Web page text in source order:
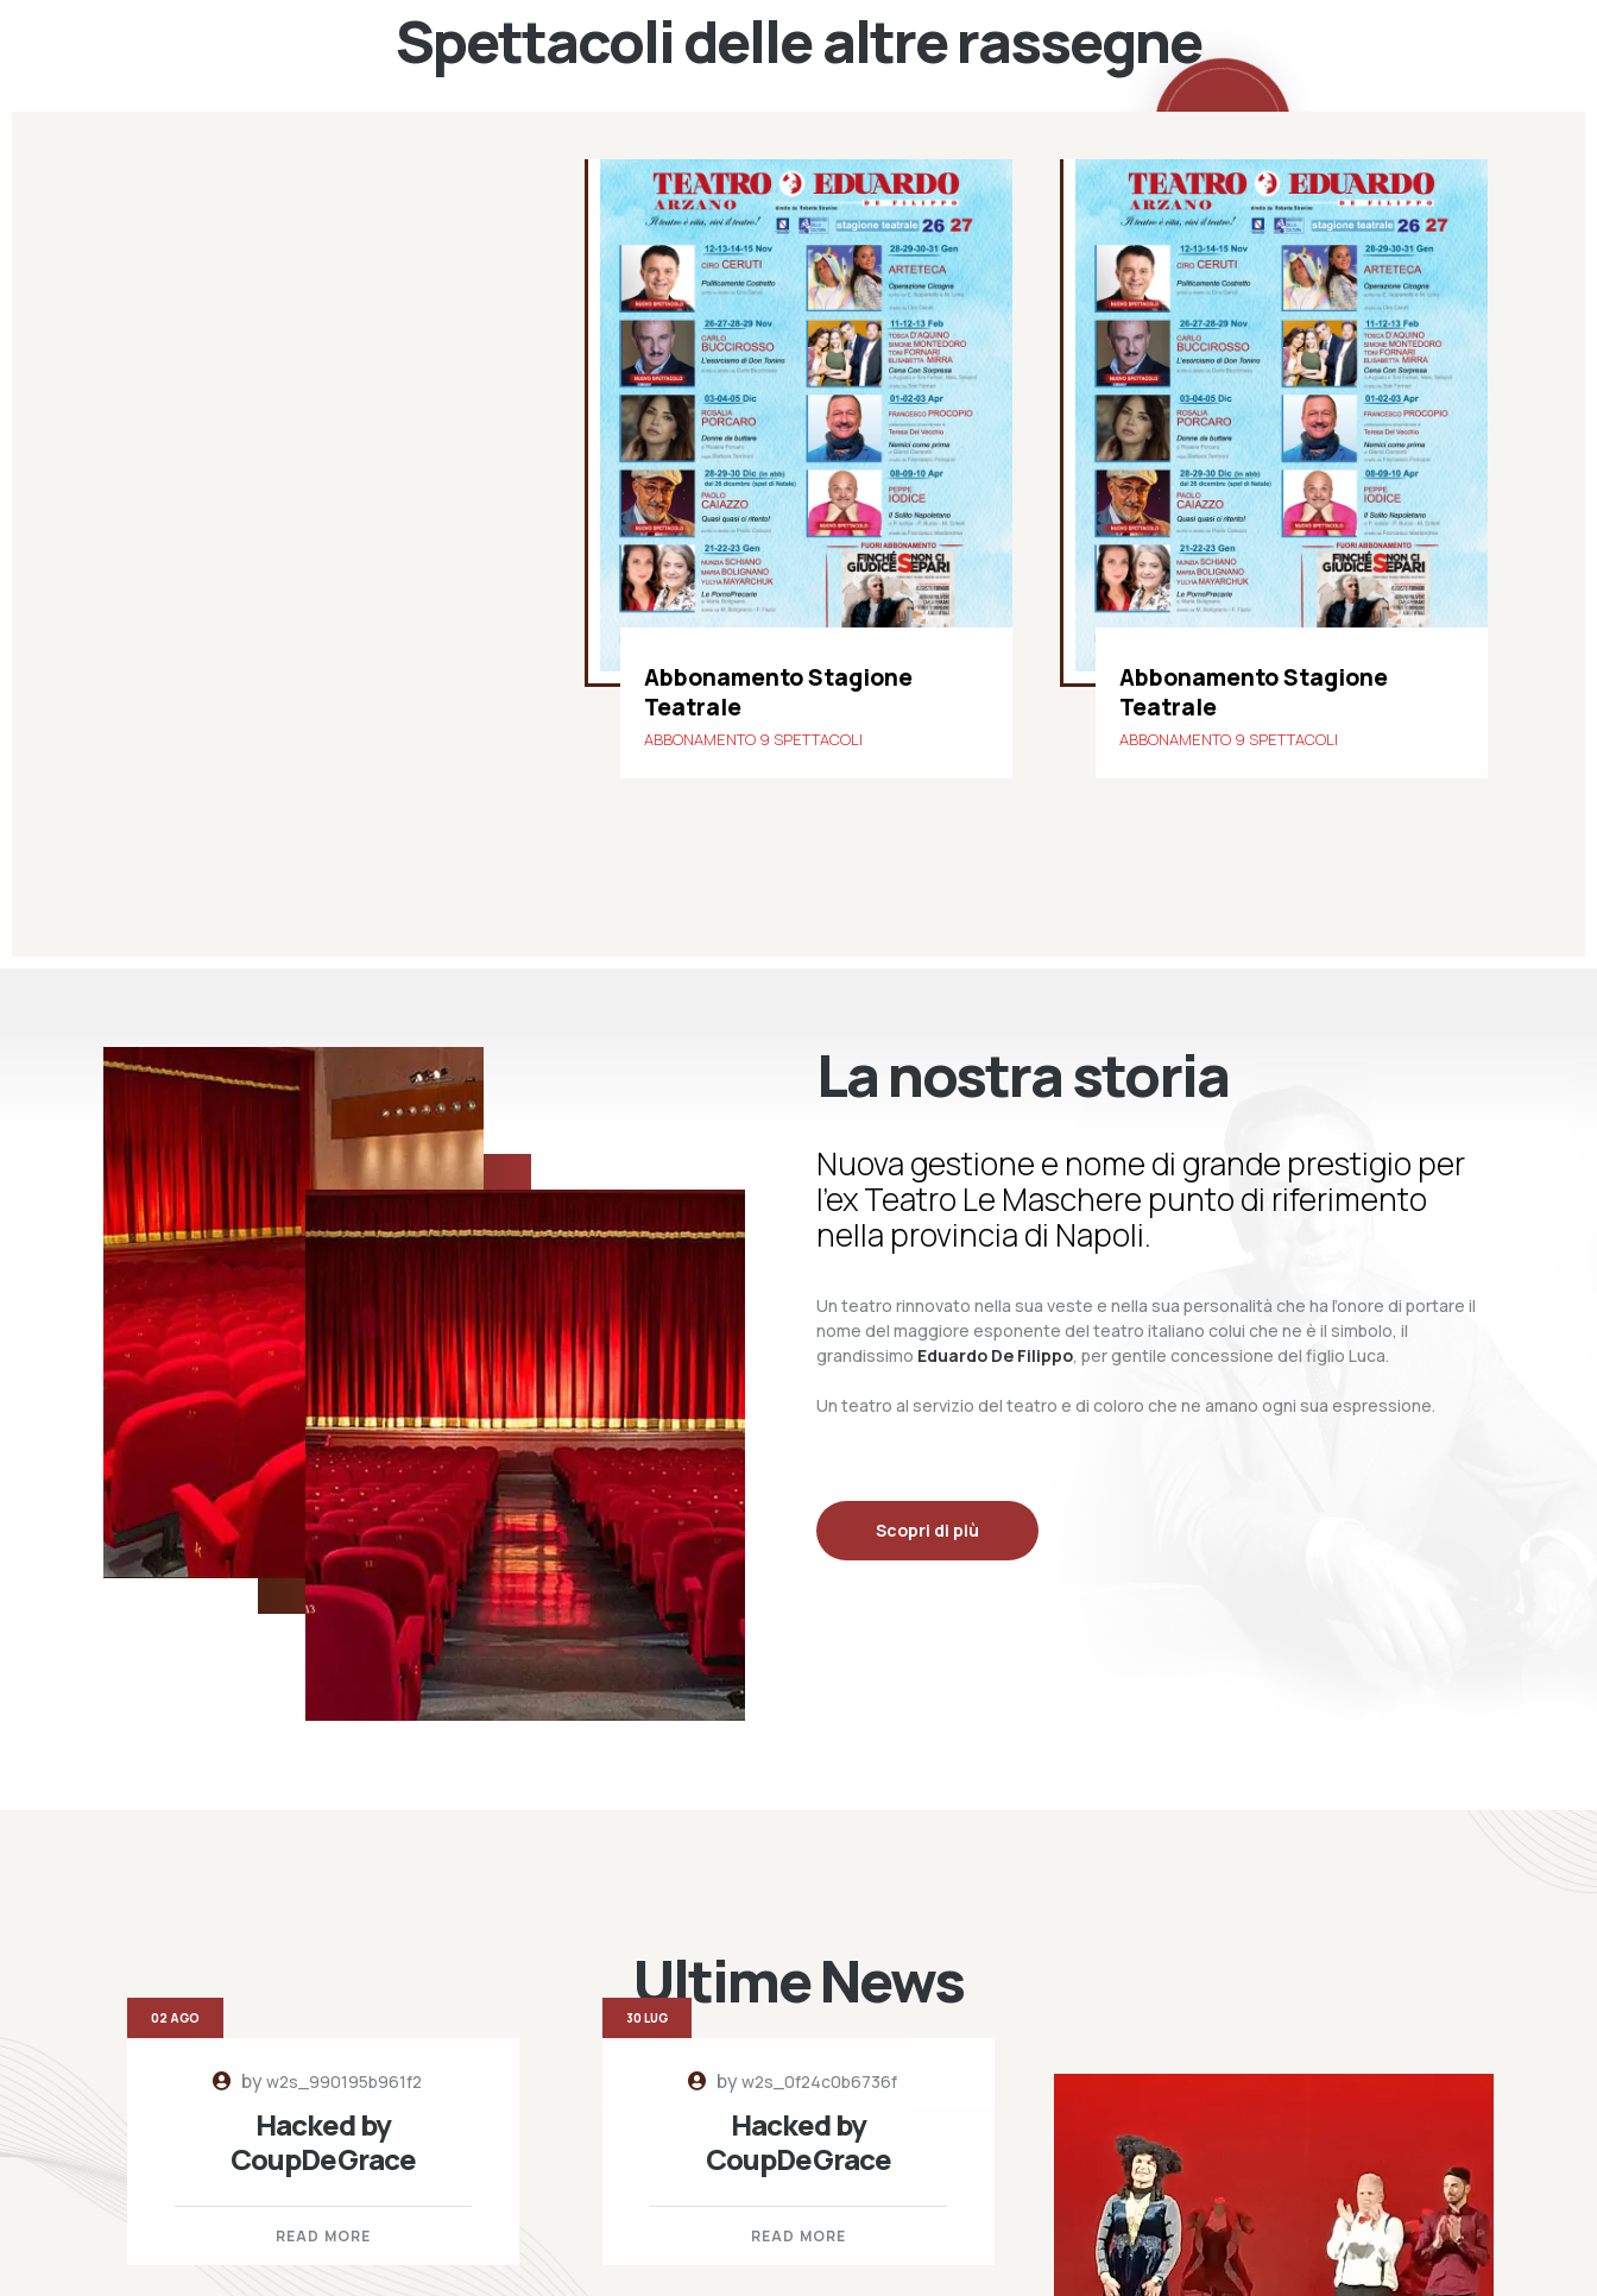
Spettacoli delle altre rassegne
Abbonamento Stagione
Teatrale
ABBONAMENTO 9 SPETTACOLI
Abbonamento Stagione
Teatrale
ABBONAMENTO 9 SPETTACOLI
La nostra storia
Nuova gestione e nome di grande prestigio per
l’ex Teatro Le Maschere punto di riferimento
nella provincia di Napoli.
Un teatro rinnovato nella sua veste e nella sua personalità che ha l’onore di portare il
nome del maggiore esponente del teatro italiano colui che ne è il simbolo, il
grandissimo Eduardo De Filippo, per gentile concessione del figlio Luca.
Un teatro al servizio del teatro e di coloro che ne amano ogni sua espressione.
Scopri di più
Ultime News
byw2s_990195b961f2
Hacked by
CoupDeGrace
READ MORE
02 AGO
byw2s_0f24c0b6736f
Hacked by
CoupDeGrace
READ MORE
30 LUG